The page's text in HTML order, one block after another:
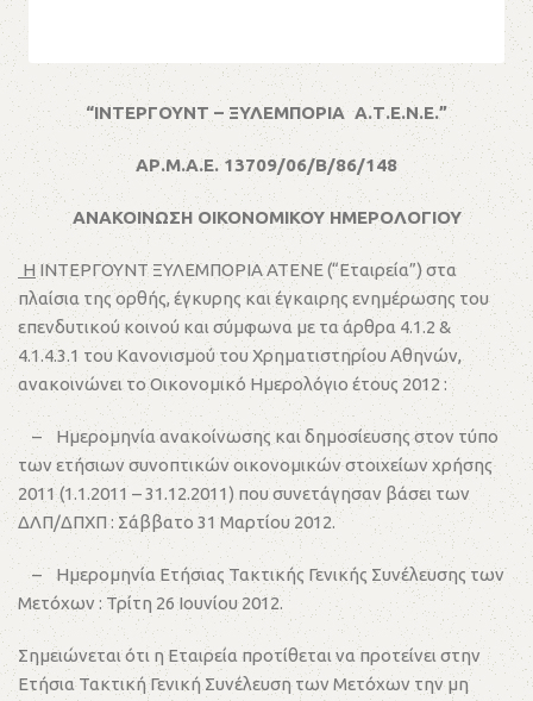
“ΙΝΤΕΡΓΟΥΝΤ – ΞΥΛΕΜΠΟΡΙΑ Α.Τ.Ε.Ν.Ε.”
ΑΡ.Μ.Α.Ε. 13709/06/Β/86/148
ΑΝΑΚΟΙΝΩΣΗ ΟΙΚΟΝΟΜΙΚΟΥ ΗΜΕΡΟΛΟΓΙΟΥ
ΗΙΝΤΕΡΓΟΥΝΤ ΞΥΛΕΜΠΟΡΙΑ ΑΤΕΝΕ (“Εταιρεία”) στα
πλαίσια της ορθής, έγκυρης και έγκαιρης ενημέρωσης του
επενδυτικού κοινού και σύμφωνα με τα άρθρα 4.1.2 &
4.1.4.3.1 του Κανονισμού του Χρηματιστηρίου Αθηνών,
ανακοινώνει το Οικονομικό Ημερολόγιο έτους 2012 :
– Ημερομηνία ανακοίνωσης και δημοσίευσης στον τύπο
των ετήσιων συνοπτικών οικονομικών στοιχείων χρήσης
2011 (1.1.2011 – 31.12.2011) που συνετάγησαν βάσει των
ΔΛΠ/ΔΠΧΠ : Σάββατο 31 Μαρτίου 2012.
– Ημερομηνία Ετήσιας Τακτικής Γενικής Συνέλευσης των
Μετόχων : Τρίτη 26 Ιουνίου 2012.
Σημειώνεται ότι η Εταιρεία προτίθεται να προτείνει στην
Ετήσια Τακτική Γενική Συνέλευση των Μετόχων την μη